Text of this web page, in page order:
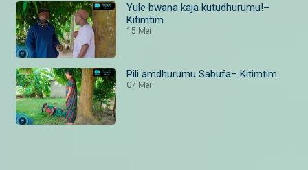
Yule bwana kaja kutudhurumu!–
Kitimtim
15 Mei
Pili amdhurumu Sabufa– Kitimtim
07 Mei